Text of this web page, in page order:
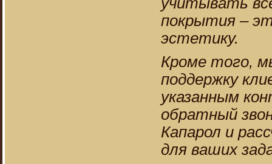
покрытия –
эстетику.
Кроме того,
поддержку
указанным
обратный
Капарол и
для ваших